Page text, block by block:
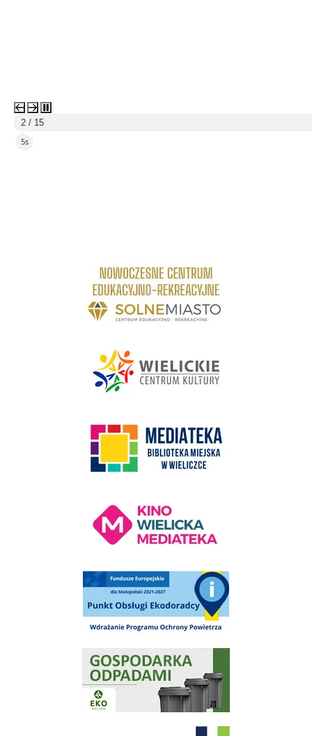
2 / 15
3s
link do strony Centrum Edukacyjno Rekreacyjne
Punkt Obsługi Ekodoradcy Wieliczka
Gospodarka odpadami na terenie Miasta i Gminy Wieliczka
Program "Czyste Powietrze" - Wieliczka